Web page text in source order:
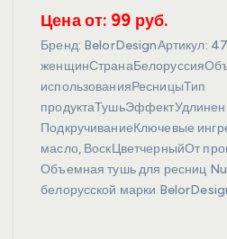
Цена от: 99 руб.
Бренд: BelorDesignАртикул:
использованияРесницыТип
ПодкручиваниеКлючевые
масло, ВоскЦветчерныйОт
Объемная тушь для ресниц
белорусской марки